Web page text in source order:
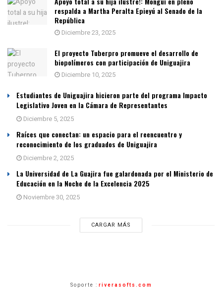
respalda a Martha Peralta Epieyú al Senado de la
República
Diciembre 23, 2025
El proyecto Tuberpro promueve el desarrollo de
biopolímeros con participación de Uniguajira
Diciembre 10, 2025
Estudiantes de Uniguajira hicieron parte del programa Impacto
Legislativo Joven en la Cámara de Representantes
Diciembre 5, 2025
Raíces que conectan: un espacio para el reencuentro y
reconocimiento de los graduados de Uniguajira
Diciembre 2, 2025
La Universidad de La Guajira fue galardonada por el Ministerio de
Educación en la Noche de la Excelencia 2025
Noviembre 30, 2025
CARGAR MÁS
Soporte : riverasofts.com